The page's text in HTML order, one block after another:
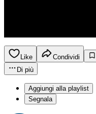
Like Condividi
Di più
Aggiungi alla playlist
Segnala